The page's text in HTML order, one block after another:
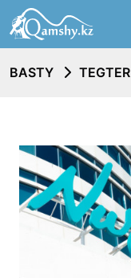
BASTY